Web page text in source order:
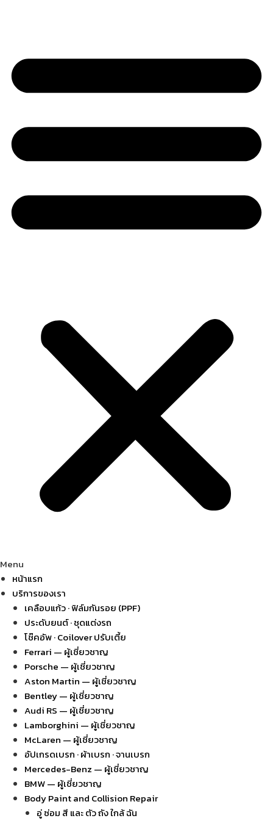
Menu
หน้าแรก
บริการของเรา
เคลือบแก้ว · ฟิล์มกันรอย (PPF)
ประดับยนต์ · ชุดแต่งรถ
โช๊คอัพ · Coilover ปรับเตี้ย
Ferrari — ผู้เชี่ยวชาญ
Porsche — ผู้เชี่ยวชาญ
Aston Martin — ผู้เชี่ยวชาญ
Bentley — ผู้เชี่ยวชาญ
Audi RS — ผู้เชี่ยวชาญ
Lamborghini — ผู้เชี่ยวชาญ
McLaren — ผู้เชี่ยวชาญ
อัปเกรดเบรก · ผ้าเบรก · จานเบรก
Mercedes-Benz — ผู้เชี่ยวชาญ
BMW — ผู้เชี่ยวชาญ
Body Paint and Collision Repair
อู่ ซ่อม สี และ ตัว ถัง ใกล้ ฉัน